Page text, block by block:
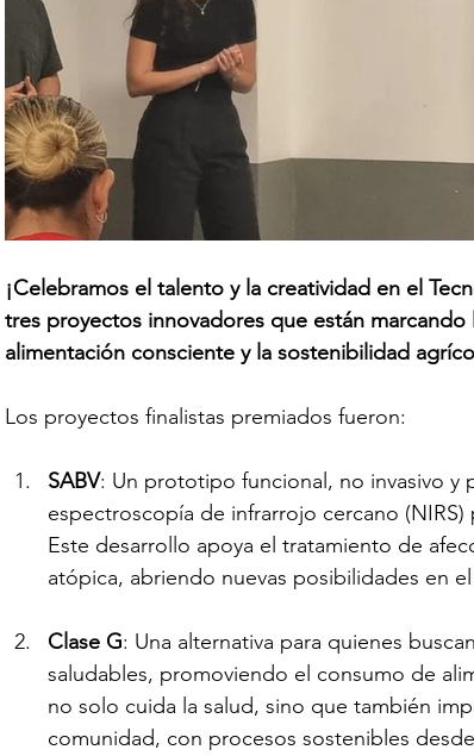
¡Celebramos el talento y la creatividad en el
tres proyectos innovadores que están
alimentación consciente y la sostenibilidad
Los proyectos finalistas premiados fueron:
SABV: Un prototipo funcional, no invasivo y
espectroscopía de infrarrojo cercano
Este desarrollo apoya el tratamiento de
atópica, abriendo nuevas posibilidades en
Clase G: Una alternativa para quienes
saludables, promoviendo el consumo de
no solo cuida la salud, sino que también
comunidad, con procesos sostenibles